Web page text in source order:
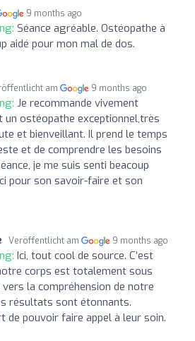
9 months ago
Séance agréable. Ostéopathe à
aidé pour mon mal de dos.
am 9 months ago
Je recommande vivement
un ostéopathe exceptionnel,très
et bienveillant. Il prend le temps
et de comprendre les besoins
je me suis senti beacoup
pour son savoir-faire et son
Veröffentlicht am 9 months ago
Ici, tout cool de source. C’est
corps est totalement sous
la compréhension de notre
résultats sont étonnants.
de pouvoir faire appel à leur soin.